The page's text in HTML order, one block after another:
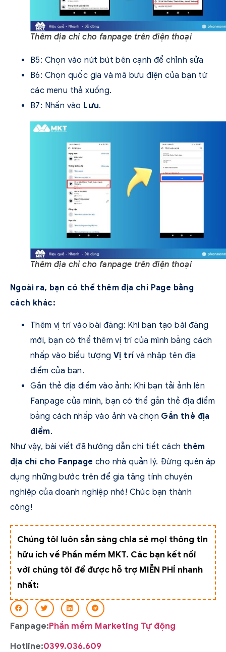
Thêm địa chỉ cho fanpage trên điện thoại
B5: Chọn vào nút bút bên cạnh để chỉnh sửa
B6: Chọn quốc gia và mã bưu điện của bạn từ
các menu thả xuống.
B7: Nhấn vào Lưu.
Thêm địa chỉ cho fanpage trên điện thoại
Ngoài ra, bạn có thể thêm địa chỉ Page bằng
cách khác:
Thêm vị trí vào bài đăng: Khi bạn tạo bài đăng
mới, bạn có thể thêm vị trí của mình bằng cách
nhấp vào biểu tượng Vị trí và nhập tên địa
điểm của bạn.
Gắn thẻ địa điểm vào ảnh: Khi bạn tải ảnh lên
Fanpage của mình, bạn có thể gắn thẻ địa điểm
bằng cách nhấp vào ảnh và chọn Gắn thẻ địa
điểm.
Như vậy, bài viết đã hướng dẫn chi tiết cách thêm
địa chỉ cho Fanpage cho nhà quản lý. Đừng quên áp
dụng những bước trên để gia tăng tính chuyên
nghiệp của doanh nghiệp nhé! Chúc bạn thành
công!
Chúng tôi luôn sẵn sàng chia sẻ mọi thông tin
hữu ích về Phần mềm MKT. Các bạn kết nối
với chúng tôi để được hỗ trợ MIỄN PHÍ nhanh
nhất:
Fanpage:Phần mềm Marketing Tự động
Hotline:0399.036.609